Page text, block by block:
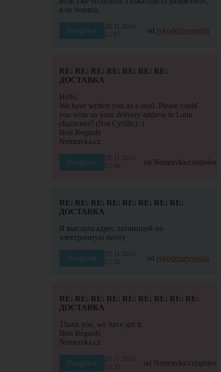
я не поняла.
Reagovat
28.11.2016
12:07
od rykodeluevsegda
RE: RE: RE: RE: RE: RE: RE:
ДОСТАВКА
Hello,
We have written you an e-mail. Please could
you write us your delivery address in Latin
characters? (Not Cyrillic) :)
Best Regards
Nemravka.cz
Reagovat
28.11.2016
13:06
od Nemravka.cz
RE: RE: RE: RE: RE: RE: RE: RE:
ДОСТАВКА
Я выслала адрес латиницей на
электронную почту
Reagovat
28.11.2016
13:20
od rykodeluevsegda
RE: RE: RE: RE: RE: RE: RE: RE: RE:
ДОСТАВКА
Thank you, we have got it.
Best Regards
Nemravka.cz
Reagovat
28.11.2016
od Nemravka.cz